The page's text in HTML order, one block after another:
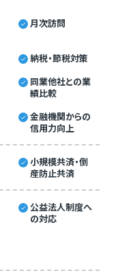
月次訪問
納税・節税対策
同業他社との業
績比較
金融機関からの
信用力向上
小規模共済・倒
産防止共済
公益法人制度へ
の対応